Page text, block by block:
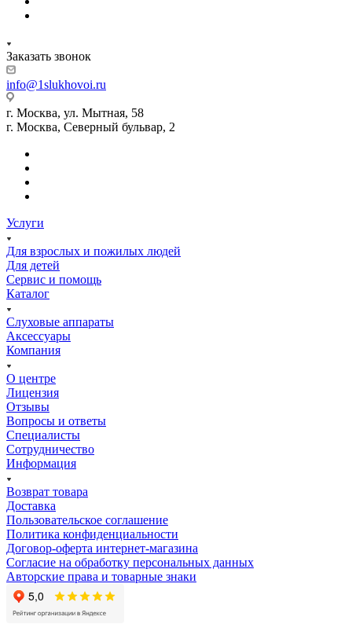
Заказать звонок
info@1slukhovoi.ru
г. Москва, ул. Мытная, 58
г. Москва, Северный бульвар, 2
Услуги
Для взрослых и пожилых людей
Для детей
Сервис и помощь
Каталог
Слуховые аппараты
Аксессуары
Компания
О центре
Лицензия
Отзывы
Вопросы и ответы
Специалисты
Сотрудничество
Информация
Возврат товара
Доставка
Пользовательское соглашение
Политика конфиденциальности
Договор-оферта интернет-магазина
Согласие на обработку персональных данных
Авторские права и товарные знаки